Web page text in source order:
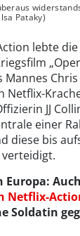
Pataky)
lebte
Mannes
Netflix-
JJ
einer
diese bis
Netflix-
Soldatin